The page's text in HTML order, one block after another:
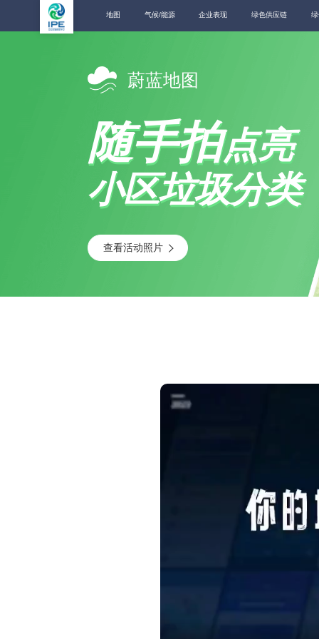
地图 气候/能源 企业表现 绿色供应链
蔚蓝地图
随手拍点亮
小区垃圾分类
查看活动照片